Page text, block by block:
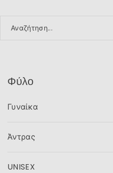
Αναζήτηση...
Φύλο
Γυναίκα
Άντρας
UNISEX